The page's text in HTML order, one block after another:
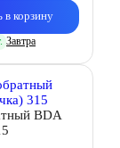
в корзину
Завтра
BDA